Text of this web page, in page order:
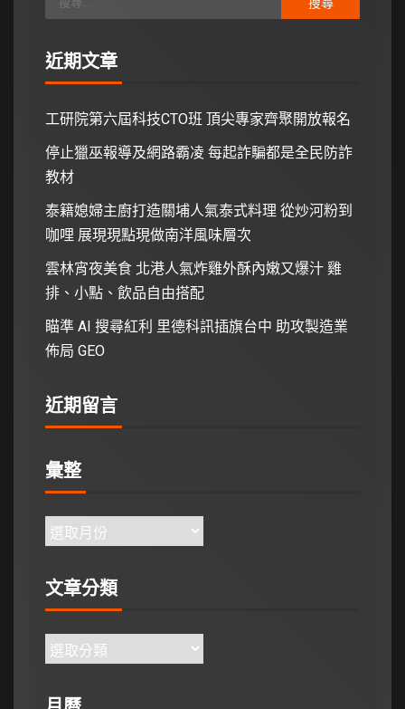
近期文章
工研院第六屆科技CTO班 頂尖專家齊聚開放報名
停止獵巫報導及網路霸凌 每起詐騙都是全民防詐
教材
泰籍媳婦主廚打造關埔人氣泰式料理 從炒河粉到
咖哩 展現現點現做南洋風味層次
雲林宵夜美食 北港人氣炸雞外酥內嫩又爆汁 雞
排、小點、飲品自由搭配
瞄準 AI 搜尋紅利 里德科訊插旗台中 助攻製造業
佈局 GEO
近期留言
彙整
文章分類